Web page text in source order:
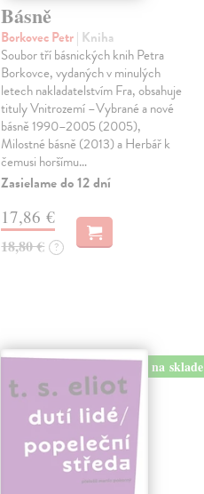
Básně
Borkovec Petr| Kniha
Soubor tří básnických knih Petra
Borkovce, vydaných v minulých
letech nakladatelstvím Fra, obsahuje
tituly Vnitrozemí –Vybrané a nové
básně 1990–2005 (2005),
Milostné básně (2013) a Herbář k
čemusi horšímu…
Zasielame do 12 dní
17,86 €
18,80 € ?
na sklade